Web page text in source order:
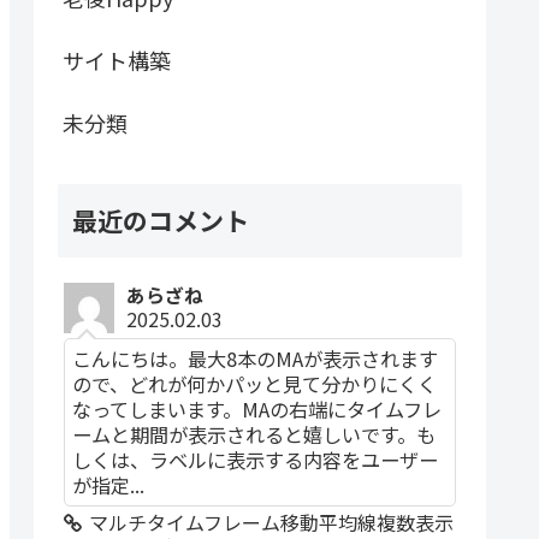
サイト構築
未分類
最近のコメント
あらざね
2025.02.03
こんにちは。最大8本のMAが表示されます
ので、どれが何かパッと見て分かりにくく
なってしまいます。MAの右端にタイムフレ
ームと期間が表示されると嬉しいです。も
しくは、ラベルに表示する内容をユーザー
が指定...
マルチタイムフレーム移動平均線複数表示